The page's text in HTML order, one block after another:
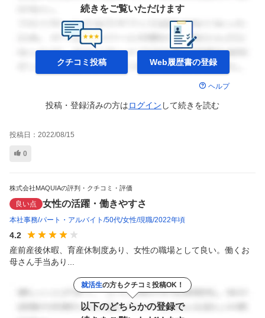
続きをご覧いただけます
クチコミ投稿 Web履歴書の登録
ヘルプ
投稿・登録済みの方はログイン して続きを読む
投稿日： 2022/08/15
0
株式会社MAQUIAの評判・クチコミ・評価
良い点 女性の活躍・働きやすさ
本社事務 パート・アルバイト 50代 女性 現職 2022年頃
4.2
産前産後休暇、育産休制度あり、女性の職場として良い。働くお
母さん手当あり...
就活生の方もクチコミ投稿OK！
以下のどちらかの登録で